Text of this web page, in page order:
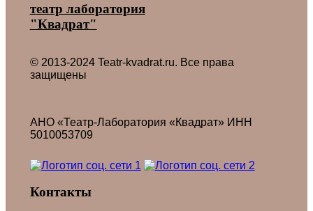
театр лаборатория
"Квадрат"
© 2013-2024 Teatr-kvadrat.ru. Все права
защищены
АНО «Театр-Лаборатория «Квадрат» ИНН
5010053709
Контакты